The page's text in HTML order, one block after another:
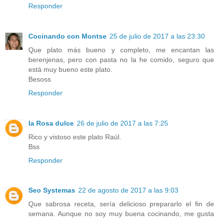
Responder
Cocinando con Montse 25 de julio de 2017 a las 23:30
Que plato más bueno y completo, me encantan las
berenjenas, pero con pasta no la he comido, seguro que
está muy bueno este plato.
Besoss
Responder
la Rosa dulce 26 de julio de 2017 a las 7:25
Rico y vistoso este plato Raúl.
Bss
Responder
Seo Systemas 22 de agosto de 2017 a las 9:03
Que sabrosa receta, sería delicioso prepararlo el fin de
semana. Aunque no soy muy buena cocinando, me gusta